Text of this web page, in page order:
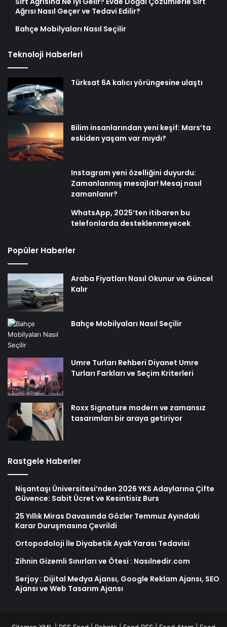
Ağrısı Nasıl Geçer ve Tedavi Edilir?
Bahçe Mobilyaları Nasıl Seçilir
Teknoloji Haberleri
Türksat 6A kalıcı yörüngesine ulaştı
Bilim insanlarından yeni keşif: Mars’ta
eskiden yaşam var mıydı?
Instagram yeni özelliğini duyurdu:
Zamanlanmış mesajlar! Mesaj nasıl
zamanlanır?
WhatsApp, 2025’ten itibaren bu
telefonlarda desteklenmeyecek
Popüler Haberler
Araba Fiyatları Nasıl Okunur ve Güncel
Kalır
Bahçe Mobilyaları Nasıl Seçilir
Umre Turları Rehberi Diyanet Umre
Turları Farkları ve Seçim Kriterleri
Roxx Signature modern ve zamansız
tasarımları bir araya getiriyor
Rastgele Haberler
Nişantaşı Üniversitesi’nden 2026 YKS Adaylarına Çifte
Güvence: Sabit Ücret ve Kesintisiz Burs
25 Yıllık Miras Davasında Gözler Temmuz Ayındaki
Karar Duruşmasına Çevrildi
Ortopodoloji İle Diyabetik Ayak Yarası Tedavisi
Zihnin Gizemli Sınırları ve Ötesi : Nasılnedir.com
Serjoy : Dijital Medya Ajansı, Google Reklam Ajansı, SEO
Ajansı ve Web Tasarım Ajansı